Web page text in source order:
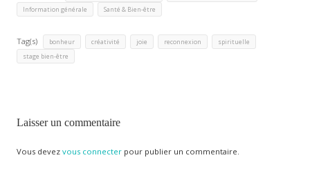
Information générale Santé & Bien-être
Tag(s) bonheur créativité joie reconnexion spirituelle
stage bien-être
Laisser un commentaire
Vous devez vous connecterpour publier un commentaire.